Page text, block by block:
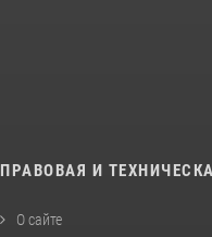
ПРАВОВАЯ И
О сайте